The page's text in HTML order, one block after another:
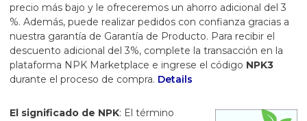
precio más bajo y le ofreceremos un ahorro adicional del 3
%. Además, puede realizar pedidos con confianza gracias a
nuestra garantía de Garantía de Producto. Para recibir el
descuento adicional del 3%, complete la transacción en la
plataforma NPK Marketplace e ingrese el código NPK3
durante el proceso de compra. Details
El significado de NPK: El término